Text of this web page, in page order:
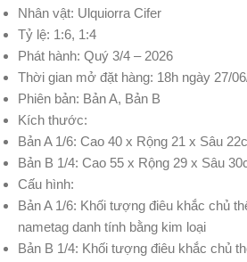
Nhân vật: Ulquiorra Cifer
Tỷ lệ: 1:6, 1:4
Phát hành: Quý 3/4 – 2026
Thời gian mở đặt hàng: 18h ngày 27/
Phiên bản: Bản A, Bản B
Kích thước:
Bản A 1/6: Cao 40 x Rộng 21 x Sâu
Bản B 1/4: Cao 55 x Rộng 29 x Sâu
Cấu hình:
Bản A 1/6: Khối tượng điêu khắc chủ
nametag danh tính bằng kim loại
Bản B 1/4: Khối tượng điêu khắc chủ